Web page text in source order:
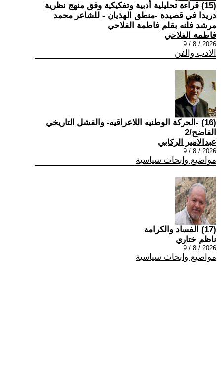
(15) قراءة تحليلية أدبية وتفكيكية وفق منهج نظرية
دريدا في قصيدة -منطق الهذيان - للشاعر محمد
مرشد فلنه بقلم فاطمة الفلاحي
فاطمة الفلاحي
2026 / 8 / 9
الادب والفن
(16) -الحركة الوطنيه اللاعراقيه- والفشل التاريخي
الفاضح/2
عبدالامير الركابي
2026 / 8 / 9
مواضيع وابحاث سياسية
(17) الفساد والكرامة
ناظم ختاري
2026 / 8 / 9
مواضيع وابحاث سياسية